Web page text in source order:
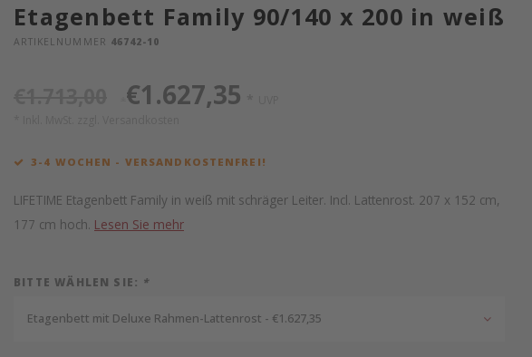
Etagenbett Family 90/140 x 200 in weiß
ARTIKELNUMMER 46742-10
€1.627,35
3-4 WOCHEN - VERSANDKOSTENFREI!
LIFETIME Etagenbett Family in weiß mit schräger Leiter. Incl. Lattenrost. 207 x 152 cm,
177 cm hoch. Lesen Sie mehr
BITTE WÄHLEN SIE: *
Etagenbett mit Deluxe Rahmen-Lattenrost - €1.627,35